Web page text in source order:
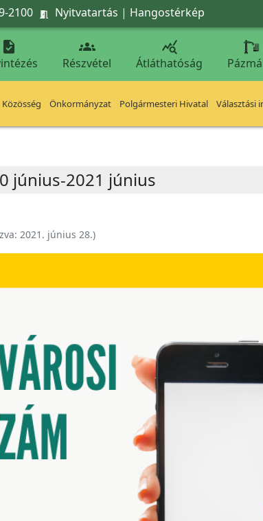
2100  Nyitvatartás | Hangostérkép
 
Részvétel

Átláthatóság
Közösség Önkormányzat Polgármesteri Hivatal Választási
június-2021 június
2021. június 28.)